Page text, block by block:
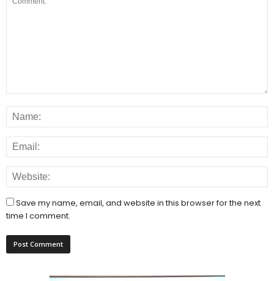
Save my name, email, and website in this browser for the next
time I comment.